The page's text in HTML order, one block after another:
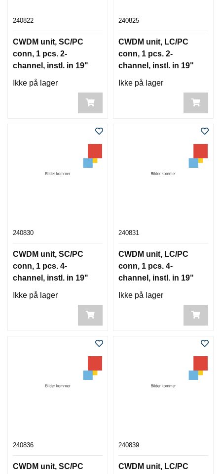
240822
CWDM unit, SC/PC
conn, 1 pcs. 2-
channel, instl. in 19"
Ikke på lager
240825
CWDM unit, LC/PC
conn, 1 pcs. 2-
channel, instl. in 19"
Ikke på lager
240830
CWDM unit, SC/PC
conn, 1 pcs. 4-
channel, instl. in 19"
Ikke på lager
240831
CWDM unit, LC/PC
conn, 1 pcs. 4-
channel, instl. in 19"
Ikke på lager
240836
CWDM unit, SC/PC
240839
CWDM unit, LC/PC